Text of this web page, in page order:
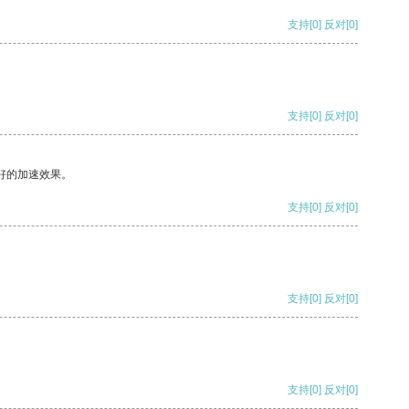
支持[0] 反对[0]
支持[0] 反对[0]
加速效果。
支持[0] 反对[0]
支持[0] 反对[0]
支持[0] 反对[0]